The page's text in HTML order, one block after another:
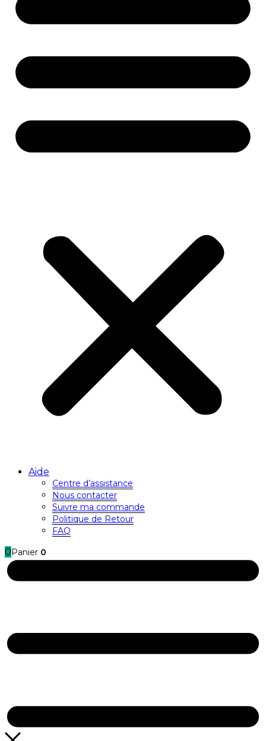
Aide
Centre d’assistance
Nous contacter
Suivre ma commande
Politique de Retour
FAQ
0 Panier 0